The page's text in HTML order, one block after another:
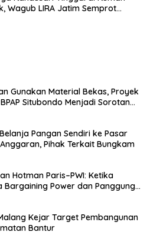
Wagub LIRA Jatim Semprot
Gunakan Material Bekas, Proyek
Situbondo Menjadi Sorotan
Pangan Sendiri ke Pasar
Pihak Terkait Bungkam
Hotman Paris–PWI: Ketika
Bargaining Power dan Panggung
Kejar Target Pembangunan
Bantur